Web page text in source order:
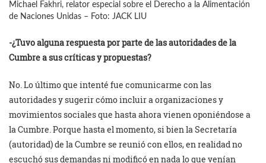
Michael Fakhri, relator especial sobre el Derecho a la Alimentación
de Naciones Unidas – Foto: JACK LIU
-¿Tuvo alguna respuesta por parte de las autoridades de la
Cumbre a sus críticas y propuestas?
No. Lo último que intenté fue comunicarme con las
autoridades y sugerir cómo incluir a organizaciones y
movimientos sociales que hasta ahora vienen oponiéndose a
la Cumbre. Porque hasta el momento, si bien la Secretaría
(autoridad) de la Cumbre se reunió con ellos, en realidad no
escuchó sus demandas ni modificó en nada lo que venían